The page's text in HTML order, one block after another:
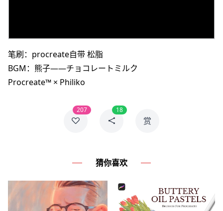
笔刷：procreate自带 松脂
BGM：熊子——チョコレートミルク
Procreate™ × Philiko
207 18
赏
猜你喜欢